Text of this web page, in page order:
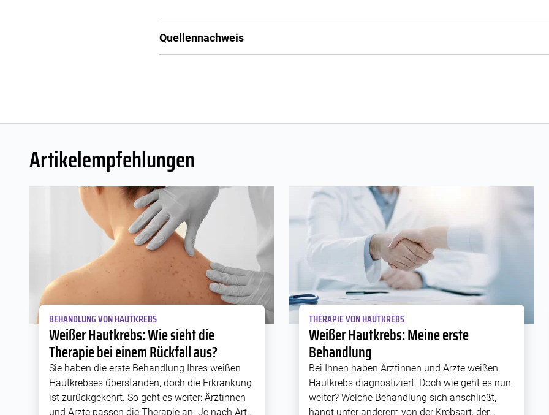
Quellennachweis
Artikelempfehlungen
BEHANDLUNG VON HAUTKREBS
Weißer Hautkrebs: Wie sieht die
Therapie bei einem Rückfall aus?
Sie haben die erste Behandlung Ihres weißen
Hautkrebses überstanden, doch die Erkrankung
ist zurückgekehrt. So geht es weiter: Ärztinnen
und Ärzte passen die Therapie an. Je nach Art
THERAPIE VON HAUTKREBS
Weißer Hautkrebs: Meine erste
Behandlung
Bei Ihnen haben Ärztinnen und Ärzte weißen
Hautkrebs diagnostiziert. Doch wie geht es nun
weiter? Welche Behandlung sich anschließt,
hängt unter anderem von der Krebsart, der